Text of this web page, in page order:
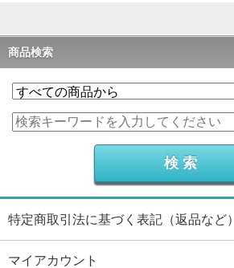
商品検索
特定商取引法に基づく表記（返品など）
マイアカウント